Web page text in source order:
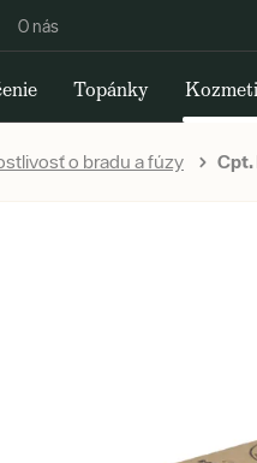
O nás
Topánky
o bradu a fúzy Cpt.